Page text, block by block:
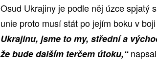
Osud Ukrajiny je podle něj úzce spjatý s
unie proto musí stát po jejím boku v
Ukrajinu, jsme to my, střední a
že bude dalším terčem útoku,“